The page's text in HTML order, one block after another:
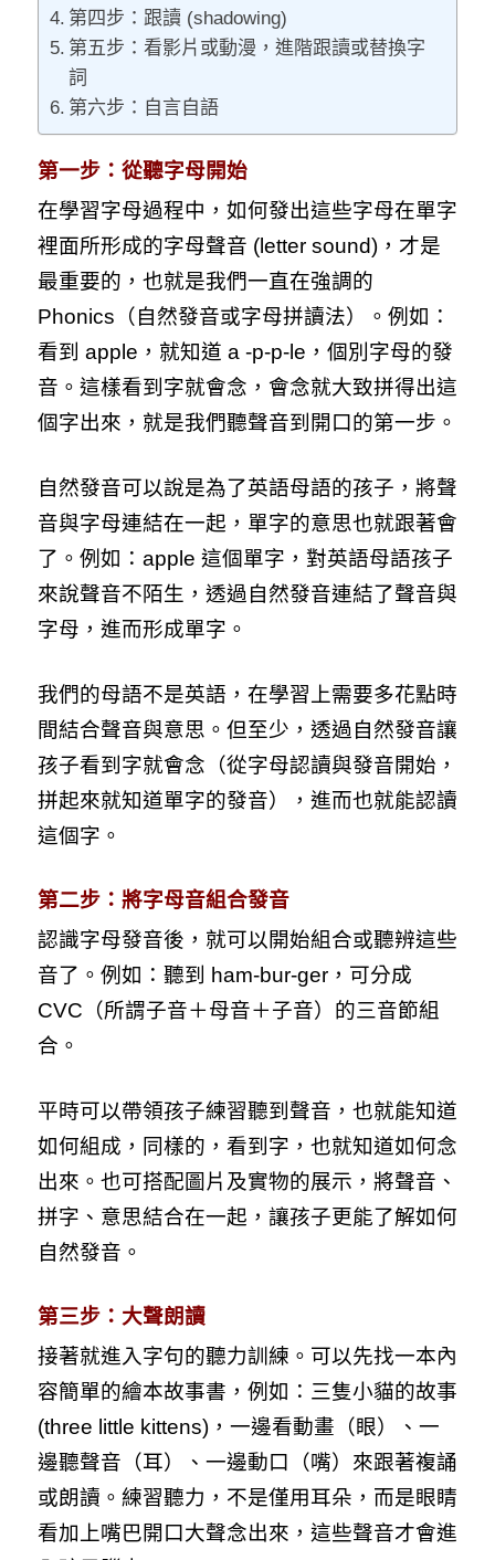
第四步：跟讀 (shadowing)
第五步：看影片或動漫，進階跟讀或替換字
詞
第六步：自言自語
第一步：從聽字母開始
在學習字母過程中，如何發出這些字母在單字
裡面所形成的字母聲音 (letter sound)，才是
最重要的，也就是我們一直在強調的
Phonics（自然發音或字母拼讀法）。例如：
看到 apple，就知道 a -p-p-le，個別字母的發
音。這樣看到字就會念，會念就大致拼得出這
個字出來，就是我們聽聲音到開口的第一步。
自然發音可以說是為了英語母語的孩子，將聲
音與字母連結在一起，單字的意思也就跟著會
了。例如：apple 這個單字，對英語母語孩子
來說聲音不陌生，透過自然發音連結了聲音與
字母，進而形成單字。
我們的母語不是英語，在學習上需要多花點時
間結合聲音與意思。但至少，透過自然發音讓
孩子看到字就會念（從字母認讀與發音開始，
拼起來就知道單字的發音），進而也就能認讀
這個字。
第二步：將字母音組合發音
認識字母發音後，就可以開始組合或聽辨這些
音了。例如：聽到 ham-bur-ger，可分成
CVC（所謂子音＋母音＋子音）的三音節組
合。
平時可以帶領孩子練習聽到聲音，也就能知道
如何組成，同樣的，看到字，也就知道如何念
出來。也可搭配圖片及實物的展示，將聲音、
拼字、意思結合在一起，讓孩子更能了解如何
自然發音。
第三步：大聲朗讀
接著就進入字句的聽力訓練。可以先找一本內
容簡單的繪本故事書，例如：三隻小貓的故事
(three little kittens)，一邊看動畫（眼）、一
邊聽聲音（耳）、一邊動口（嘴）來跟著複誦
或朗讀。練習聽力，不是僅用耳朵，而是眼睛
看加上嘴巴開口大聲念出來，這些聲音才會進